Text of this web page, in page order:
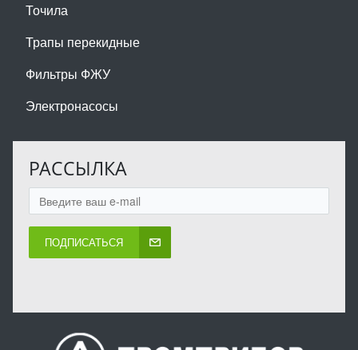
Точила
Трапы перекидные
Фильтры ФЖУ
Электронасосы
РАССЫЛКА
ПОДПИСАТЬСЯ